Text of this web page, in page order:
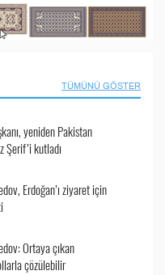
TÜMÜNÜ GÖSTER
yeniden Pakistan
Şerif’i kutladı
Erdoğan’ı ziyaret için
Ortaya çıkan
çözülebilir